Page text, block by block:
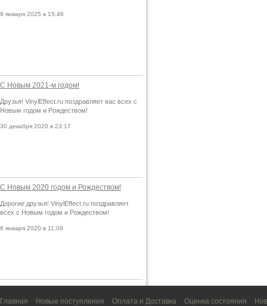
9 января 2025 в 15:46
С Новым 2021-м годом!
Друзья! VinylEffect.ru поздравляет вас всех с
Новым годом и Рождеством!
30 декабря 2020 в 23:17
С Новым 2020 годом и Рождеством!
Дорогие друзья! VinylEffect.ru поздравляет
всех с Новым годом и Рождеством!
6 января 2020 в 11:09
Главная Новые поступления Оплата и Доставка Оценка состояния